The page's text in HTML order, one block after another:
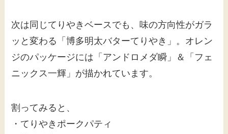
次は同じてりやきベースでも、味の方向性がガラ
ッと変わる「博多明太バターてりやき」。オレン
ジのパッケージには「アンドロメダ瞬」＆「フェ
ニックス一輝」が描かれています。
割ってみると、
・てりやきポークパティ